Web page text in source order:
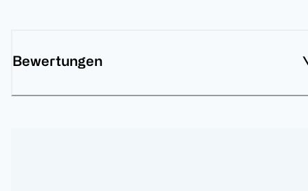
Bewertungen